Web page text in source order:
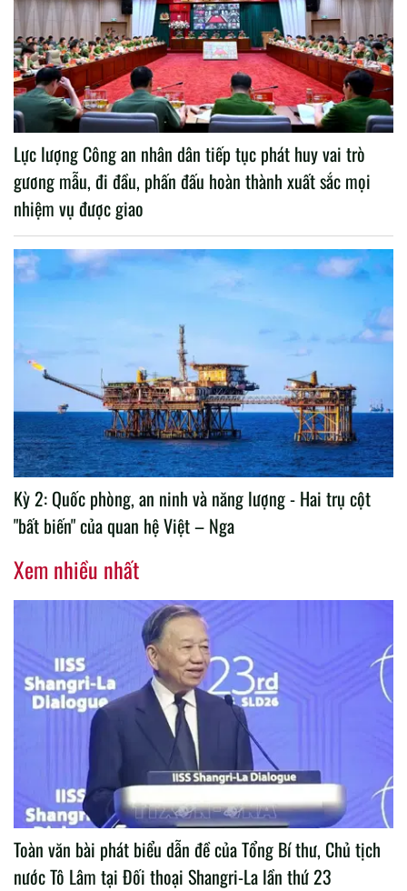
Lực lượng Công an nhân dân tiếp tục phát huy vai trò
gương mẫu, đi đầu, phấn đấu hoàn thành xuất sắc mọi
nhiệm vụ được giao
Kỳ 2: Quốc phòng, an ninh và năng lượng - Hai trụ cột
"bất biến" của quan hệ Việt – Nga
Xem nhiều nhất
Toàn văn bài phát biểu dẫn đề của Tổng Bí thư, Chủ tịch
nước Tô Lâm tại Đối thoại Shangri-La lần thứ 23